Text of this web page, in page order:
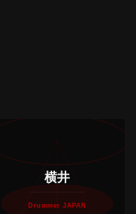
横井
Drummer JAPAN